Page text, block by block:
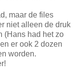
maar de files
niet alleen de druk
(Hans had het zo
er ook 2 dozen
worden.